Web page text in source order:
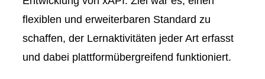
flexiblen und erweiterbaren Standard zu
schaffen, der Lernaktivitäten jeder Art erfasst
und dabei plattformübergreifend funktioniert.